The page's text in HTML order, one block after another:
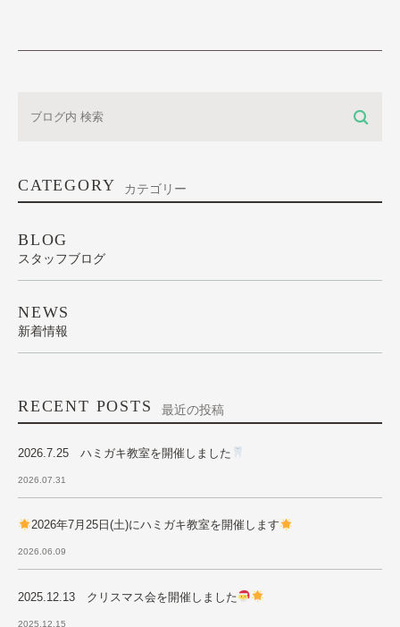
CATEGORY カテゴリー
BLOG
スタッフブログ
NEWS
新着情報
RECENT POSTS 最近の投稿
2026.7.25 ハミガキ教室を開催しました
2026.07.31
2026年7月25日(土)にハミガキ教室を開催します
2026.06.09
2025.12.13 クリスマス会を開催しました
2025.12.15